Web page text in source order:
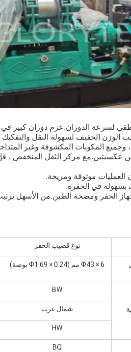
عكسيتين.مع مركز الثقل المنخفض ،
نوع قضيب الحفر
Ф43 × 6 مم (Ф1.69 × 0.24 بوصة)
BW
شمال غرب
HW
BQ